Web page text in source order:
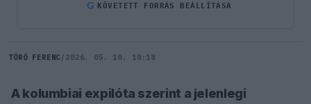
G KÖVETETT FORRÁS BEÁLLÍTÁSA
TÖRŐ FERENC / 2026. 05. 10. 18:18
A kolumbiai expilóta szerint a jelenlegi